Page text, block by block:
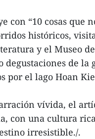
con “10 cosas que
históricos,
y el Museo
degustaciones de la
por el lago Hoan
vívida, el
con una cultura
irresistible./.